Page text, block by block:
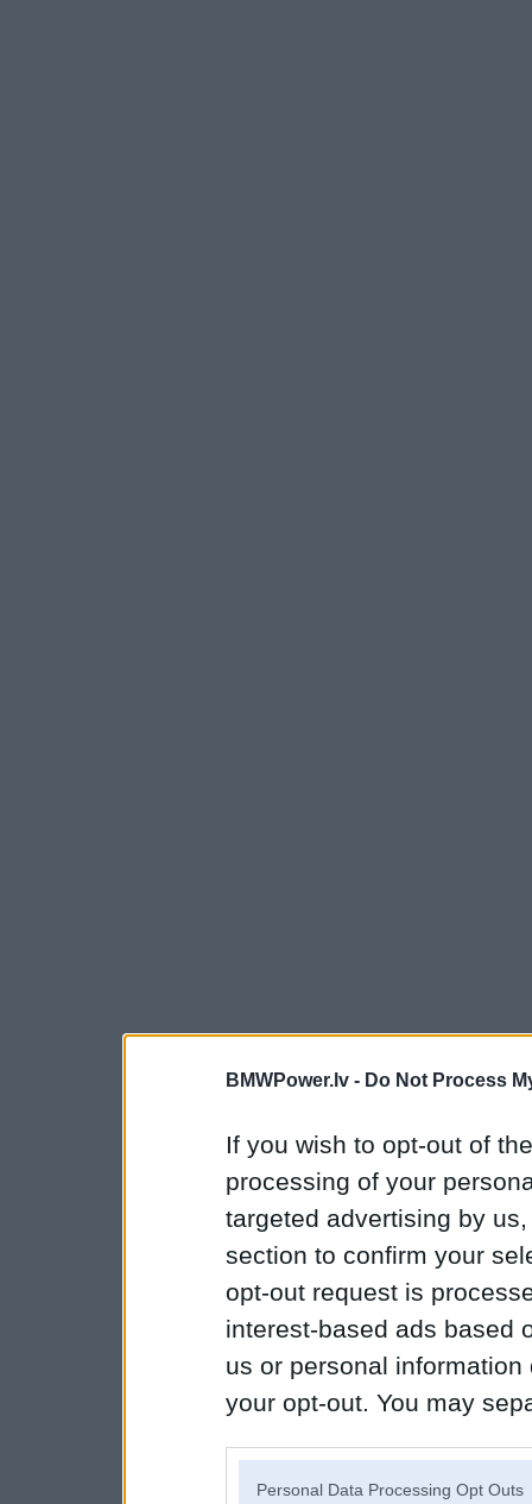
BMWPower.lv - Do Not Process
If you wish to opt-out of
processing of your
targeted advertising by
section to confirm your
opt-out request is
interest-based ads based
us or personal
your opt-out. You may
Personal Data Processing Opt Outs